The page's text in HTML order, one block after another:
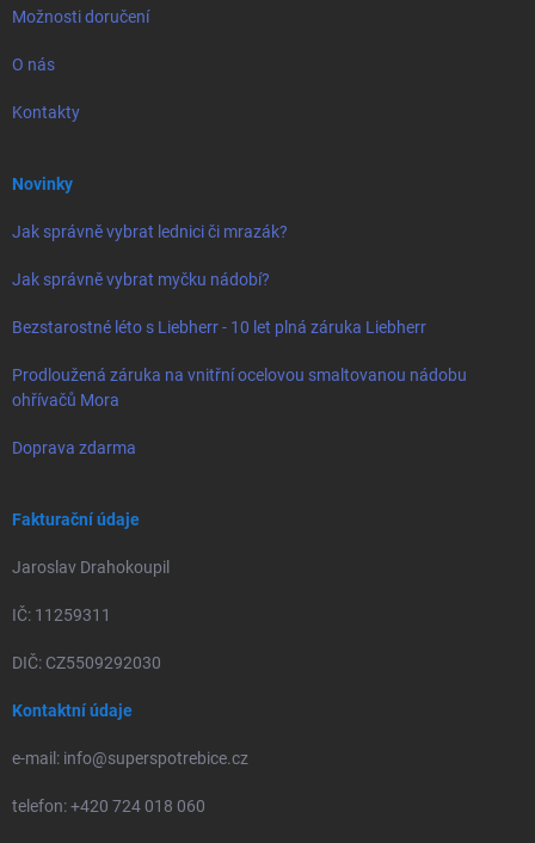
Možnosti doručení
O nás
Kontakty
Novinky
Jak správně vybrat lednici či mrazák?
Jak správně vybrat myčku nádobí?
Bezstarostné léto s Liebherr - 10 let plná záruka Liebherr
Prodloužená záruka na vnitřní ocelovou smaltovanou nádobu
ohřívačů Mora
Doprava zdarma
Fakturační údaje
Jaroslav Drahokoupil
IČ: 11259311
DIČ: CZ5509292030
Kontaktní údaje
e-mail: info@superspotrebice.cz
telefon: +420 724 018 060